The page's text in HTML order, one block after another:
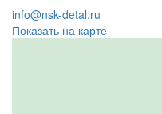
info@nsk-detal.ru
Показать на карте